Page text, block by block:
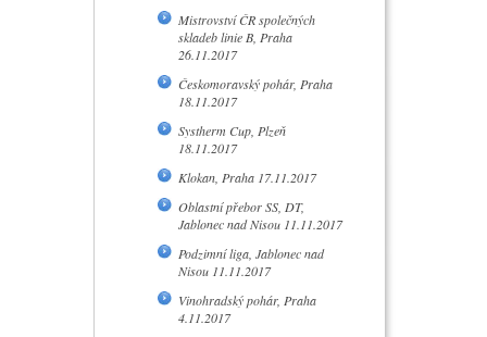
Mistrovství ČR společných
skladeb linie B, Praha
26.11.2017
Českomoravský pohár, Praha
18.11.2017
Systherm Cup, Plzeň
18.11.2017
Klokan, Praha 17.11.2017
Oblastní přebor SS, DT,
Jablonec nad Nisou 11.11.2017
Podzimní liga, Jablonec nad
Nisou 11.11.2017
Vinohradský pohár, Praha
4.11.2017